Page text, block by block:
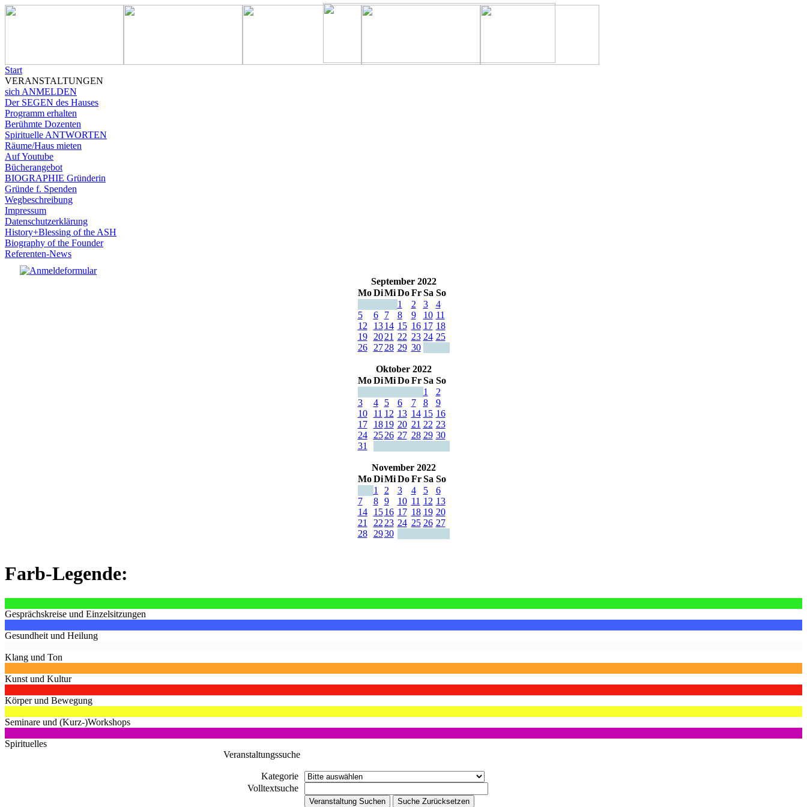
Start
VERANSTALTUNGEN
sich ANMELDEN
Der SEGEN des Hauses
Programm erhalten
Berühmte Dozenten
Spirituelle ANTWORTEN
Räume/Haus mieten
Auf Youtube
Bücherangebot
BIOGRAPHIE Gründerin
Gründe f. Spenden
Wegbeschreibung
Impressum
Datenschutzerklärung
History+Blessing of the ASH
Biography of the Founder
Referenten-News
September 2022
Mo DiMi Do Fr Sa So
1
2 3
4
5
6 7 8 9 10 11
12
13 14 15 16 17 18
19
20 21 22 23 24 25
26
27 28 29 30
Oktober 2022
Mo DiMi Do Fr Sa So
1
2
3
4 5 6 7 8
9
10
11 12 13 14 15 16
17
18 19 20 21 22 23
24
25 26 27 28 29 30
31
November 2022
Mo DiMi Do Fr Sa So
1
2 3 4 5
6
7
8 9 10 11 12 13
14
15 16 17 18 19 20
21
22 23 24 25 26 27
28
2930
Farb-Legende:
Gesprächskreise und Einzelsitzungen
Gesundheit und Heilung
Klang und Ton
Kunst und Kultur
Körper und Bewegung
Seminare und (Kurz-)Workshops
Spirituelles
Veranstaltungssuche
Kategorie
Volltextsuche